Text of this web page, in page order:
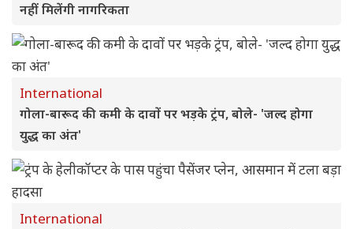
नहीं मिलेंगी नागरिकता
International
गोला-बारूद की कमी के दावों पर भड़के ट्रंप, बोले- 'जल्द होगा
युद्ध का अंत'
International